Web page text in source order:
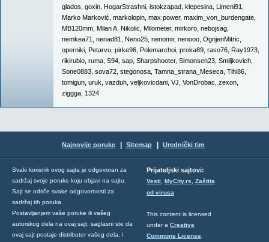
glados goxin HogarStrashni istokzapad klepesina Limeni91
Marko Marković markolopin max power, maxim_von_burdengate
MB120mm Milan A. Nikolic Milometer, mirkoro nebojsag
nemkea71
nenad81 Neno25 nenomir, nenooo OgnjenMitric
operniki Petarvu pirke96 Polemarchoi proka89 raso76 Ray1973
rikirubio ruma S94 sap Sharpshooter, Simonsen23 Smiljkovich
Sone0883 sova72 stegonosa Tamna_strana_Meseca Tihi86
tomigun uruk vazduh veljkovicdani VJ VonDrobac zexon
ziggga 1324
Najnovije poruke Sitemap Urednički tim
Svaki korisnik ovog sajta je odgovoran za
sadržaj svoje poruke koju objavi na sajtu.
Sajt se odriče svake odgovornosti za
sadržaj tih poruka.
Postavljanjem vaše poruke ili vašeg
autorskog dela na ovaj sajt, saglasni ste da
ovaj sajt postaje distributer vašeg dela, i
Prijateljski sajtovi:
Vesti, MyCity.rs, Zaštita
od virusa
This content is licensed
under a Creative
Commons License